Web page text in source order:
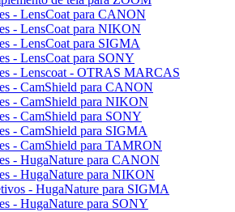
- LensCoat para CANON
- LensCoat para NIKON
- LensCoat para SIGMA
- LensCoat para SONY
- Lenscoat - OTRAS MARCAS
- CamShield para CANON
- CamShield para NIKON
- CamShield para SONY
- CamShield para SIGMA
- CamShield para TAMRON
- HugaNature para CANON
- HugaNature para NIKON
- HugaNature para SIGMA
- HugaNature para SONY